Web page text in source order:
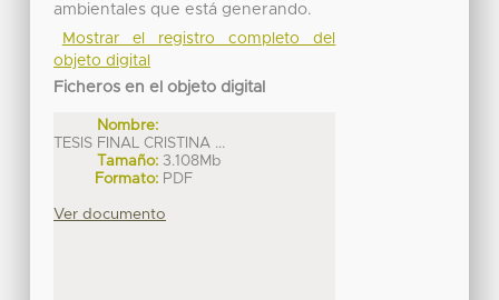
ambientales que está generando.
Mostrar el registro completo del
objeto digital
Ficheros en el objeto digital
Nombre:
TESIS FINAL CRISTINA ...
Tamaño: 3.108Mb
Formato: PDF
Ver documento